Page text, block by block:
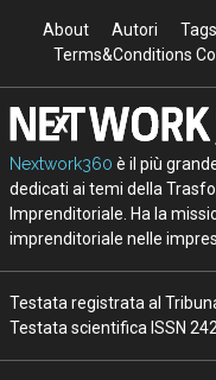
About Autori Tags
Terms&Conditions
Nextwork360 è il più
dedicati ai temi della
Imprenditoriale. Ha la
imprenditoriale nelle
Testata registrata al
Testata scientifica ISSN